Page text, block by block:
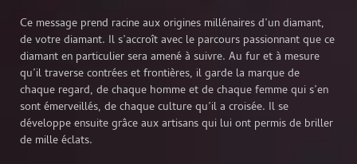
Ce message prend racine aux origines millénaires d’un diamant,
de votre diamant. Il s’accroît avec le parcours passionnant que ce
diamant en particulier sera amené à suivre. Au fur et à mesure
qu’il traverse contrées et frontières, il garde la marque de
chaque regard, de chaque homme et de chaque femme qui s’en
sont émerveillés, de chaque culture qu’il a croisée. Il se
développe ensuite grâce aux artisans qui lui ont permis de briller
de mille éclats.